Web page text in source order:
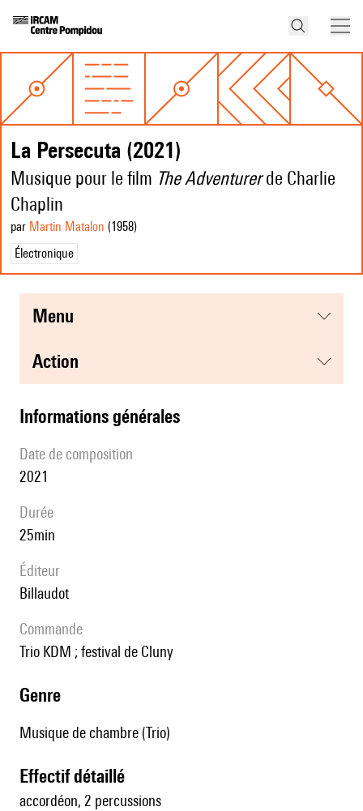
La Persecuta (2021)
Musique pour le film The Adventurerde Charlie
Chaplin
par Martin Matalon (1958)
Électronique
menu
action
informations générales
date de composition
2021
durée
25min
éditeur
Billaudot
Commande
Trio KDM ; festival de Cluny
genre
Musique de chambre (Trio)
effectif détaillé
accordéon, 2 percussions